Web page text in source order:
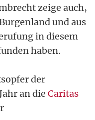
zeige auch,
und aus
in diesem
haben.
der
an die Caritas